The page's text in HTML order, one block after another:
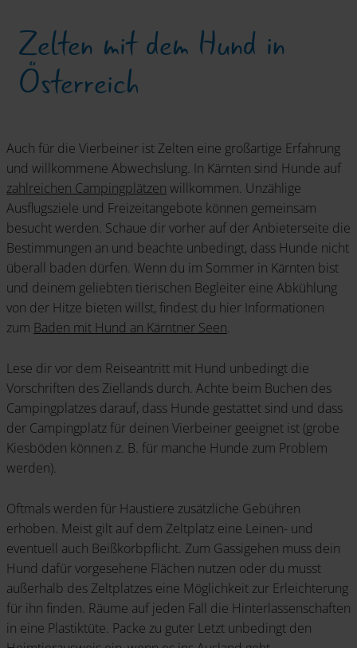
Zelten mit dem Hund in
Österreich
Auch für die Vierbeiner ist Zelten eine großartige Erfahrung
und willkommene Abwechslung. In Kärnten sind Hunde auf
zahlreichen Campingplätzen willkommen. Unzählige
Ausflugsziele und Freizeitangebote können gemeinsam
besucht werden. Schaue dir vorher auf der Anbieterseite die
Bestimmungen an und beachte unbedingt, dass Hunde nicht
überall baden dürfen. Wenn du im Sommer in Kärnten bist
und deinem geliebten tierischen Begleiter eine Abkühlung
von der Hitze bieten willst, findest du hier Informationen
zum Baden mit Hund an Kärntner Seen.
Lese dir vor dem Reiseantritt mit Hund unbedingt die
Vorschriften des Ziellands durch. Achte beim Buchen des
Campingplatzes darauf, dass Hunde gestattet sind und dass
der Campingplatz für deinen Vierbeiner geeignet ist (grobe
Kiesböden können z. B. für manche Hunde zum Problem
werden).
Oftmals werden für Haustiere zusätzliche Gebühren
erhoben. Meist gilt auf dem Zeltplatz eine Leinen- und
eventuell auch Beißkorbpflicht. Zum Gassigehen muss dein
Hund dafür vorgesehene Flächen nutzen oder du musst
außerhalb des Zeltplatzes eine Möglichkeit zur Erleichterung
für ihn finden. Räume auf jeden Fall die Hinterlassenschaften
in eine Plastiktüte. Packe zu guter Letzt unbedingt den